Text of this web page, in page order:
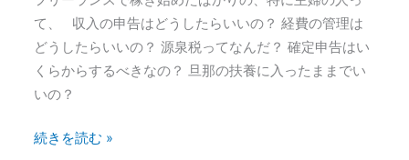
て、 収入の申告はどうしたらいいの？ 経費の管理は
どうしたらいいの？ 源泉税ってなんだ？ 確定申告はい
くらからするべきなの？ 旦那の扶養に入ったままでい
いの？
告
続きを読む »